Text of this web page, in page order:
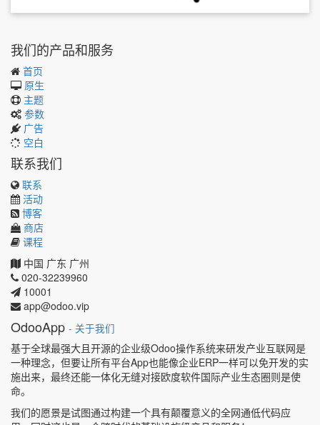
我们的产品和服务
首页
原生
主题
参数
广告
空白
联系我们
联系
活动
博客
商店
课程
中国 广东 广州
020-32239960
10001
app@odoo.vip
OdooApp - 关于我们
基于全球最强大且开源的企业级Odoo操作系统来研发产业互联网是
一种理念，但要让所有平台App也能像企业ERP一样可以免开发的实
施出来，最终还能一体化无缝对接欧度软件国际产业生态圈则是使
命。
我们的愿景是试图通过构建一个具有颠覆意义的全网通低代码应